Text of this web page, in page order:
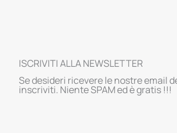
ISCRIVITI ALLA NEWSLETTER
Se desideri ricevere le nostre email
inscriviti. Niente SPAM ed è gratis !!!